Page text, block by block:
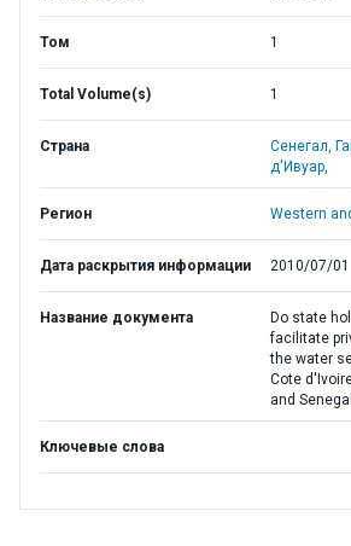
Том 1
Total Volume(s) 1
Страна Сенегал,
д'Ивуар,
Регион Western
Дата раскрытия информации 2010/07/01
Название документа
Do state
facilitate
the water
Cote
and Senegal
Ключевые слова